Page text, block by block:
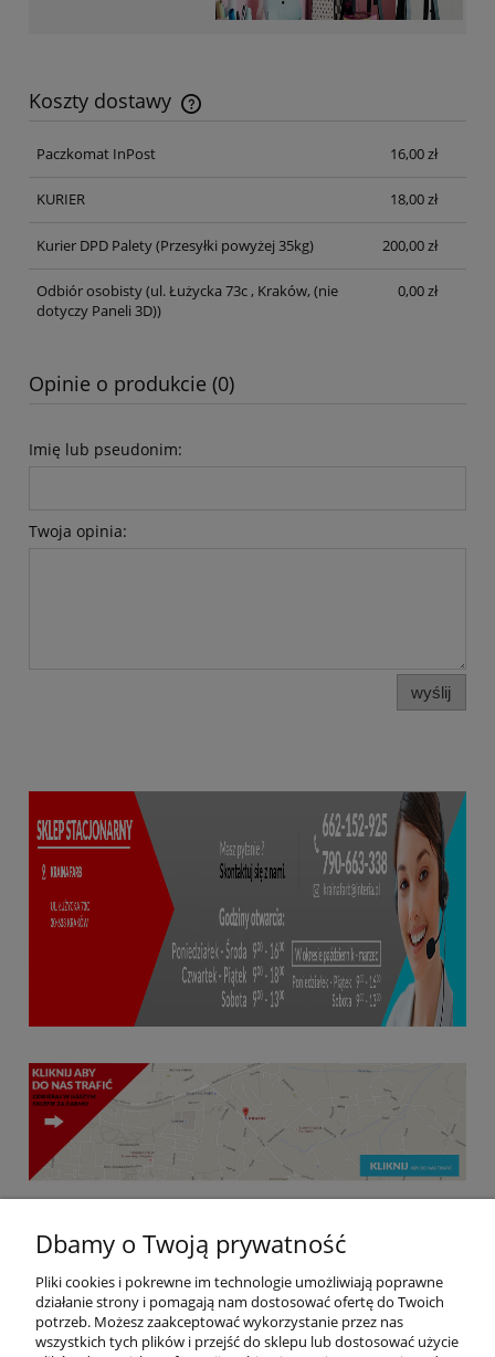
Koszty dostawy
Cena nie zawiera ewentualnych kosztów płatności
Paczkomat InPost
16,00 zł
KURIER 18,00 zł
Kurier DPD Palety(Przesyłki powyżej 35kg) 200,00 zł
Odbiór osobisty(ul. Łużycka 73c , Kraków, (nie
dotyczy Paneli 3D))
0,00 zł
Opinie o produkcie (0)
Imię lub pseudonim:
Twoja opinia:
wyślij
Kraina Farb | ul. Łużycka 73c, 30-693 Kraków, woj.
małopolskie | mail: krainafarb@interia.pl | tel:790
663 338,662 152 925 | NIP: 6831945640
Dbamy o Twoją prywatność
Pliki cookies i pokrewne im technologie umożliwiają poprawne
działanie strony i pomagają nam dostosować ofertę do Twoich
potrzeb. Możesz zaakceptować wykorzystanie przez nas
wszystkich tych plików i przejść do sklepu lub dostosować użycie